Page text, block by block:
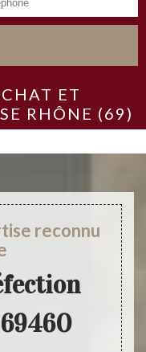
ET
RHÔNE (69)
reconnu